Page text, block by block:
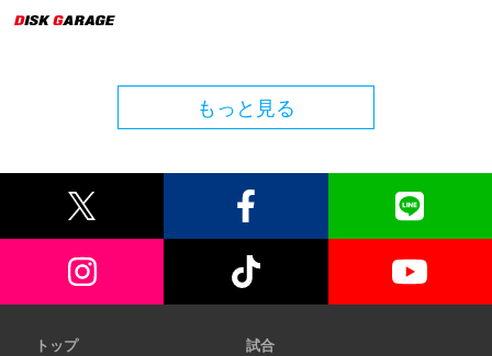
もっと見る
トップ 試合